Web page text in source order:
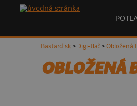
Bastard.sk> Digi-tlač> Obložená
OBLOŽENÁ